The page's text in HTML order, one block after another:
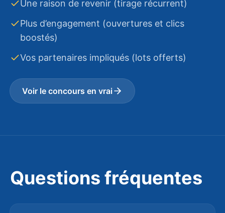
Une raison de revenir (tirage récurrent)
Plus d’engagement (ouvertures et clics
boostés)
Vos partenaires impliqués (lots offerts)
Voir le concours en vrai
Questions fréquentes